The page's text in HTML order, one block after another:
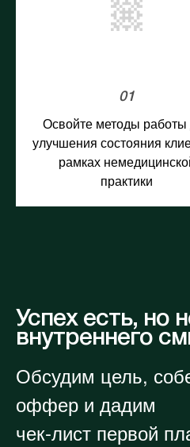
01
Освойте методы работы
улучшения состояния
рамках
практики
Успех есть, но
внутреннего
Обсудим цель,
оффер и дадим
чек-лист первой